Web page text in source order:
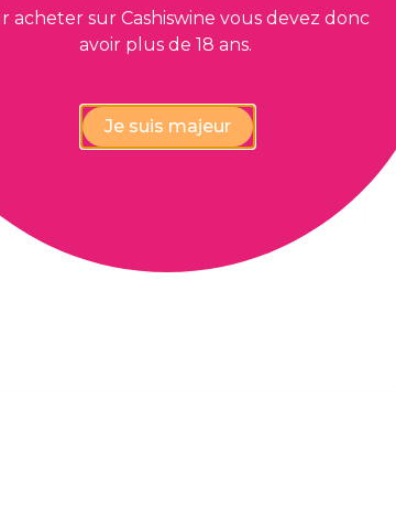
acheter sur Cashiswine vous devez donc
avoir plus de 18 ans.
Je suis majeur